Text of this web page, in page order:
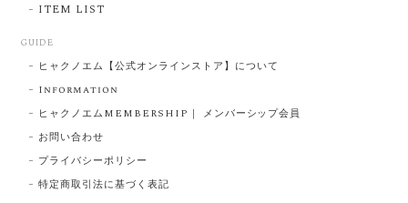
ITEM LIST
GUIDE
ヒャクノエム【公式オンラインストア】について
Information
ヒャクノエムMEMBERSHIP｜ メンバーシップ会員
お問い合わせ
プライバシーポリシー
特定商取引法に基づく表記